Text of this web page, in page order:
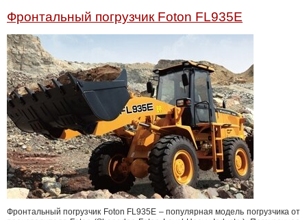
Фронтальный погрузчик Foton FL935E
Фронтальный погрузчик Foton FL935E – популярная модель погрузчика от